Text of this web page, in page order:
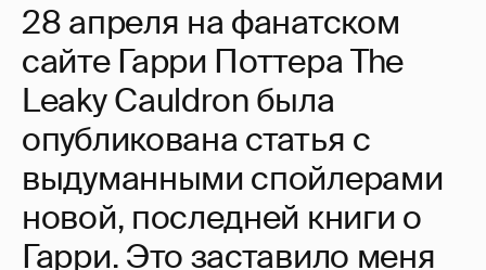
28 апреля на фанатском
сайте Гарри Поттера The
Leaky Cauldron была
опубликована статья с
выдуманными спойлерами
новой, последней книги о
Гарри. Это заставило меня